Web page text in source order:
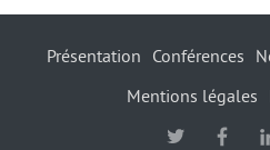
Présentation Conférences
Mentions légales